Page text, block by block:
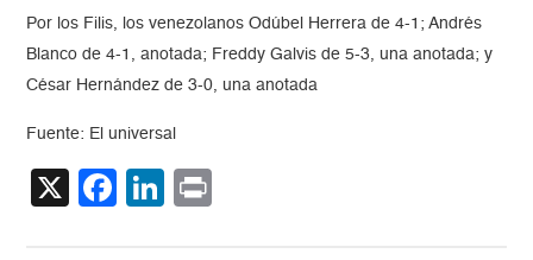
Por los Filis, los venezolanos Odúbel Herrera de 4-1; Andrés
Blanco de 4-1, anotada; Freddy Galvis de 5-3, una anotada; y
César Hernández de 3-0, una anotada
Fuente: El universal
X Facebook
LinkedIn